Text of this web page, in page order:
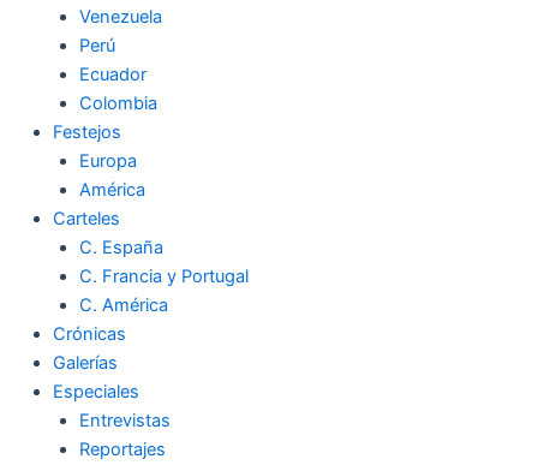
k
Venezuela
Perú
Ecuador
Colombia
Festejos
Europa
América
Carteles
C. España
C. Francia y Portugal
C. América
Crónicas
Galerías
Especiales
Entrevistas
Reportajes